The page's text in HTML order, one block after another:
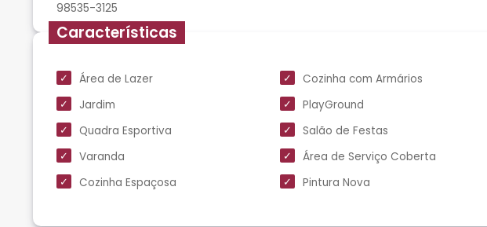
Características
Área de Lazer Cozinha com Armários
Jardim
PlayGround
Quadra Esportiva
Salão de Festas
Varanda
Área de Serviço Coberta
Cozinha Espaçosa
Pintura Nova